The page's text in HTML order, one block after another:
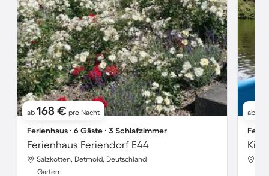
ab 168 € pro Nacht
Ferienhaus ∙ 6 Gäste ∙ 3 Schlafzimmer
Ferienhaus Feriendorf E44
Salzkotten, Detmold, Deutschland
Garten
ab